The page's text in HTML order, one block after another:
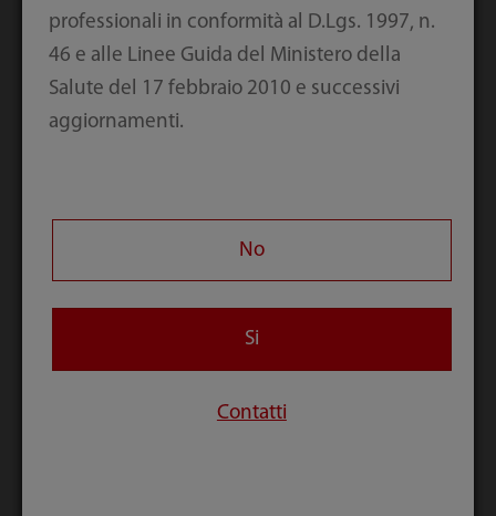
professionali in conformità al D.Lgs. 1997, n.
46 e alle Linee Guida del Ministero della
Salute del 17 febbraio 2010 e successivi
aggiornamenti.
No
Si
Contatti